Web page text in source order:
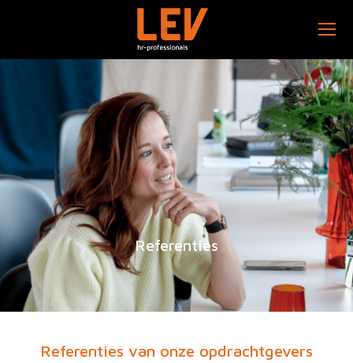
Referenties
Referenties van onze opdrachtgevers